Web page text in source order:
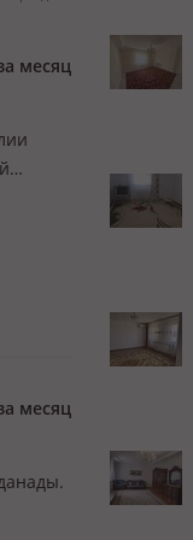
месяц
месяц